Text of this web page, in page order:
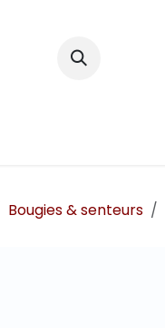
Bougies & senteurs